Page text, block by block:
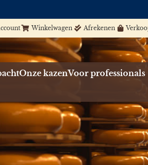
Winkelwagen Afrekenen
Onze kazenVoor professionals